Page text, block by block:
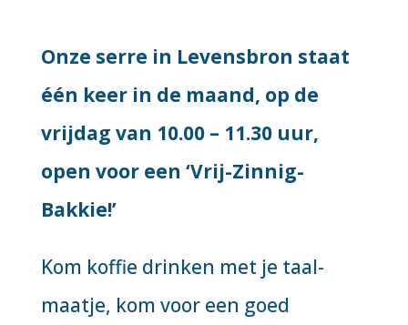
Onze serre in Levensbron staat
één keer in de maand, op de
vrijdag van 10.00 – 11.30 uur,
open voor een ‘Vrij-Zinnig-
Bakkie!’
Kom koffie drinken met je taal-
maatje, kom voor een goed